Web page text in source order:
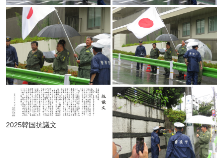
2025韓国抗議文